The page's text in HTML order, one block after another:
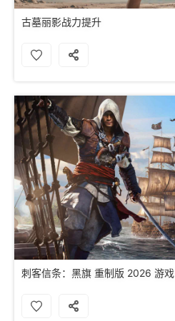
古墓丽影战力提升
刺客信条：黑旗 重制版 2026 游戏